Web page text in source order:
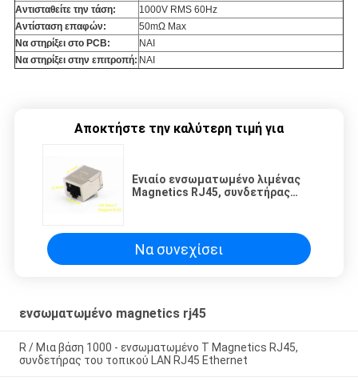
Αντισταθείτε την τάση:
1000V RMS 60Hz
Αντίσταση επαφών:
50mΩ Max
Να στηρίξει στο PCB:
ΝΑΙ
Να στηρίξει στην επιτροπή: ΝΑΙ
Αποκτήστε την καλύτερη τιμή για
Ενιαίο ενσωματωμένο λιμένας
Magnetics RJ45, συνδετήρας
Να συνεχίσει
ενσωματωμένο magnetics rj45
R / Μια βάση 1000 - ενσωματωμένο Τ Magnetics RJ45,
συνδετήρας του τοπικού LAN RJ45 Ethernet